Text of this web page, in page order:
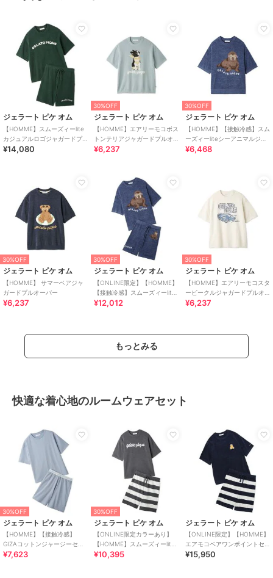
ジェラート ピケ オム
【HOMME】スムーズィーlite
カジュアルロゴジャガードプ
ルオーバー&ハーフパンツセッ
¥14,080
30%OFF
ジェラート ピケ オム
【HOMME】エアリーモコボス
トンテリアジャガードプルオ
ーバー
¥6,237
30%OFF
ジェラート ピケ オム
【HOMME】【接触冷感】スム
ーズィーliteシーアニマルジャ
ガードプルオーバー
¥6,468
30%OFF
ジェラート ピケ オム
【HOMME】 サマーベアジャ
ガードプルオーバー
¥6,237
30%OFF
ジェラート ピケ オム
【ONLINE限定】【HOMME】
【接触冷感】スムーズィーlite
シーアニマルジャガードプル
¥12,012
30%OFF
ジェラート ピケ オム
【HOMME】エアリーモコスタ
ービークルジャガードプルオ
ーバー
¥6,237
もっとみる
快適な着心地のルームウェアセット
30%OFF
ジェラート ピケ オム
【HOMME】【接触冷感】
GIZAコットンジャージーセッ
トアップ
¥7,623
30%OFF
ジェラート ピケ オム
【ONLINE限定カラーあり】
【HOMME】スムーズィーlite
セットアップ
¥10,395
ジェラート ピケ オム
【ONLINE限定】【HOMME】
エアモコベアワンポイントセ
ットアップ
¥15,950